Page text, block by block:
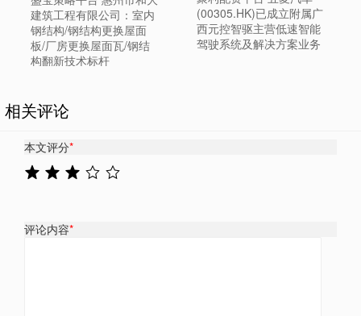
建筑工程有限公司：室内
钢结构/钢结构更换屋面
板/厂房更换屋面瓦/钢结
构翻新技术标杆
(00305.HK)已成立附属广
西元控智驱主营低速智能
驾驶系统及解决方案业务
相关评论
本文评分*
评论内容*